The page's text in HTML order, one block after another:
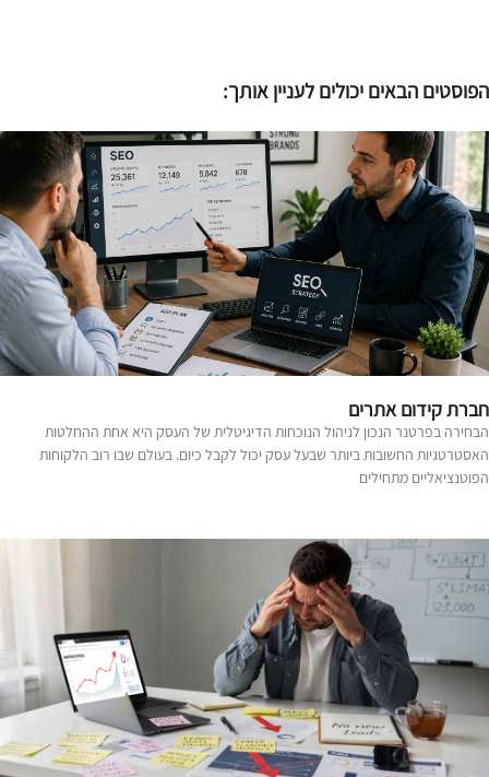
הבאים יכולים לעניין אותך:
קידום אתרים
בפרטנר הנכון לניהול הנוכחות הדיגיטלית של העסק היא אחת ההחלטות
החשובות ביותר שבעל עסק יכול לקבל כיום. בעולם שבו רוב הלקוחות
מתחילים